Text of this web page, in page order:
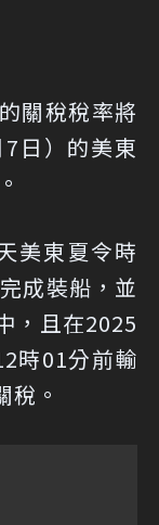
關稅稅率將
日）的美東
美東夏令時
成裝船，並
，且在2025
時01分前輸
稅。